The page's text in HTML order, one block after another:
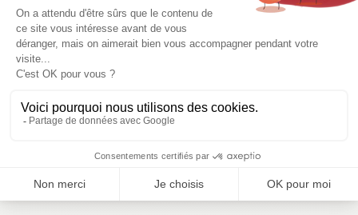
CMA Île-de-France
30 06 (service et appel gratuits)